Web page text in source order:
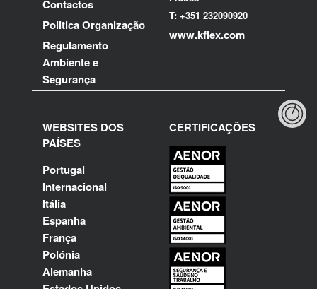
Contactos
Politica Organização
Regulamento
Ambiente e
Segurança
T: +351 232090920
www.kflex.com
WEBSITES DOS
PAÍSES
Portugal
Internacional
Itália
Espanha
França
Polónia
Alemanha
CERTIFICAÇÕES